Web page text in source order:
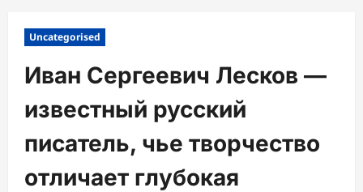
Uncategorised
Иван Сергеевич Лесков —
известный русский
писатель, чье творчество
отличает глубокая